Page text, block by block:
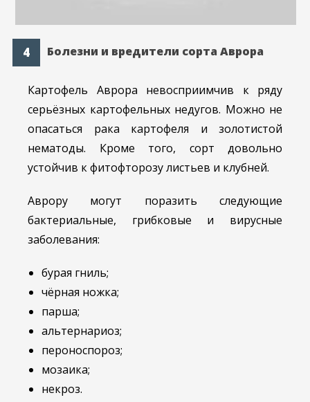
Болезни и вредители сорта Аврора
Картофель Аврора невосприимчив к ряду
серьёзных картофельных недугов. Можно не
опасаться рака картофеля и золотистой
нематоды. Кроме того, сорт довольно
устойчив к фитофторозу листьев и клубней.
Аврору могут поразить следующие
бактериальные, грибковые и вирусные
заболевания:
бурая гниль;
чёрная ножка;
парша;
альтернариоз;
пероноспороз;
мозаика;
некроз.